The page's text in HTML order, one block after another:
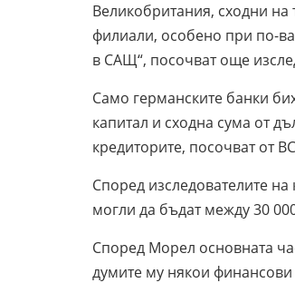
Великобритания, сходни
филиали, особено при по-
в САЩ“, посочват още
Само германските банки
капитал и сходна сума от
кредиторите, посочват от
Според изследователите
могли да бъдат между 30
Според Морел основната
думите му някои финансови